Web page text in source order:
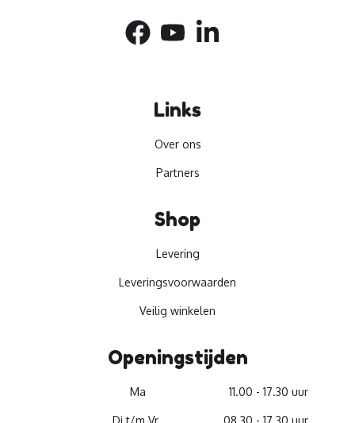
Links
Over ons
Partners
Shop
Levering
Leveringsvoorwaarden
Veilig winkelen
Openingstijden
Ma 11.00 - 17.30 uur
Di t/m Vr 08.30 - 17.30 uur